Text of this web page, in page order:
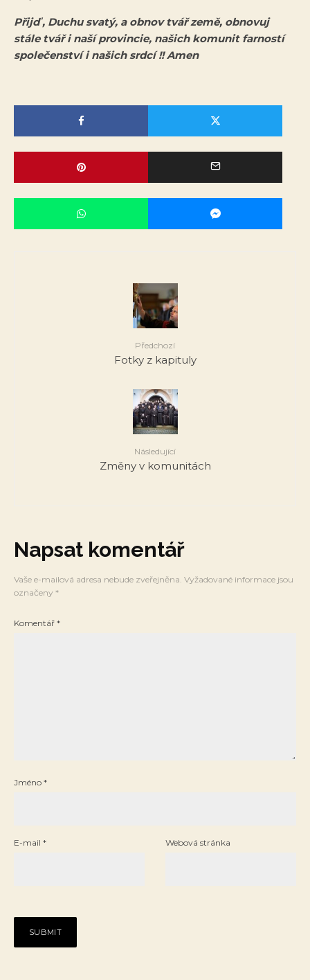
Přijď , Duchu svatý, a obnov tvář země, obnovuj
stále tvář i naší provincie, našich komunit farností
společenství i našich srdcí !! Amen
Předchozí
Fotky z kapituly
Následující
Změny v komunitách
Napsat komentář
Vaše e-mailová adresa nebude zveřejněna. Vyžadované informace jsou
označeny *
Komentář *
Jméno *
E-mail * Webová stránka